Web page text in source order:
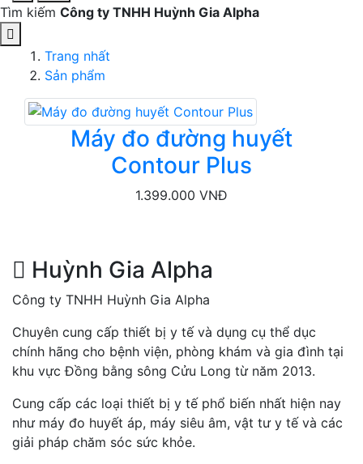
Tìm kiếm Công ty TNHH Huỳnh Gia Alpha
Trang nhất
Sản phẩm
Máy đo đường huyết
Contour Plus
1.399.000 VNĐ
Huỳnh Gia Alpha
Công ty TNHH Huỳnh Gia Alpha
Chuyên cung cấp thiết bị y tế và dụng cụ thể dục
chính hãng cho bệnh viện, phòng khám và gia đình tại
khu vực Đồng bằng sông Cửu Long từ năm 2013.
Cung cấp các loại thiết bị y tế phổ biến nhất hiện nay
như máy đo huyết áp, máy siêu âm, vật tư y tế và các
giải pháp chăm sóc sức khỏe.